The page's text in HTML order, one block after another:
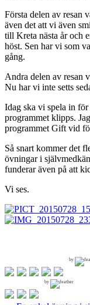
Första delen av resan
även det att vi även
till Kreta nästa år och
höst. Sen har vi som
gång.
Andra delen av resan
Nu har vi inte setts
Idag ska vi spela in
programmet klipps.
programmet Gift vid
Så snart kommer det
övningar i
funderar även på att
Vi ses.
by
by